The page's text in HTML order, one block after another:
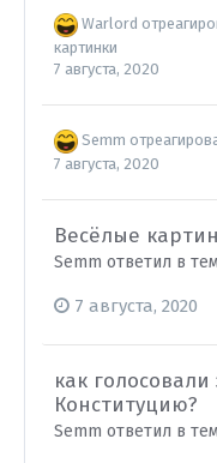
Warlord
картинки
7 августа, 2020
Semm
7 августа, 2020
Весёлые
Semm ответил в
7 августа, 2020
как
Конституцию?
Semm ответил в